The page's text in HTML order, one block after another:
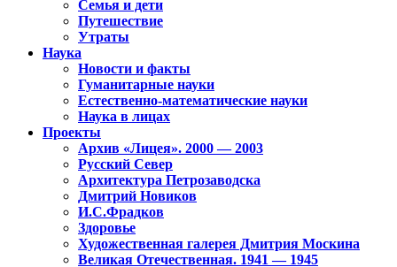
Семья и дети
Путешествие
Утраты
Наука
Новости и факты
Гуманитарные науки
Естественно-математические науки
Наука в лицах
Проекты
Архив «Лицея». 2000 — 2003
Русский Север
Архитектура Петрозаводска
Дмитрий Новиков
И.С.Фрадков
Здоровье
Художественная галерея Дмитрия Москина
Великая Отечественная. 1941 — 1945